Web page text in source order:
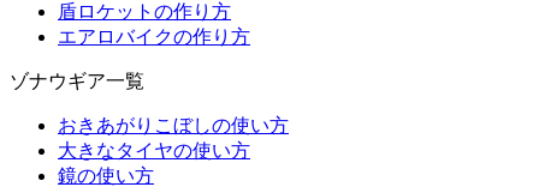
盾ロケットの作り方
エアロバイクの作り方
ゾナウギア一覧
おきあがりこぼしの使い方
大きなタイヤの使い方
鏡の使い方